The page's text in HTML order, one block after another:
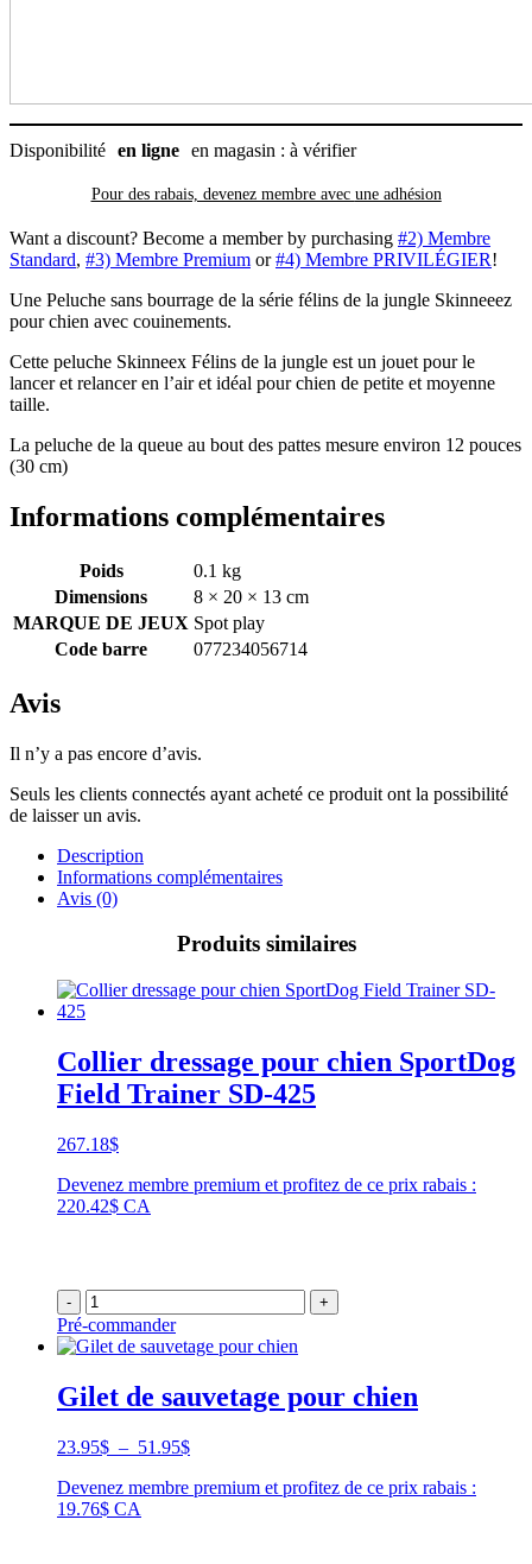
Disponibilité en ligne en magasin : à vérifier
Pour des rabais, devenez membre avec une adhésion
Want a discount? Become a member by purchasing #2) Membre
Standard, #3) Membre Premium or#4) Membre PRIVILÉGIER!
Une Peluche sans bourrage de la série félins de la jungle Skinneeez
pour chien avec couinements.
Cette peluche Skinneex Félins de la jungle est un jouet pour le
lancer et relancer en l’air et idéal pour chien de petite et moyenne
taille.
La peluche de la queue au bout des pattes mesure environ 12 pouces
(30 cm)
Informations complémentaires
Poids
0.1 kg
Dimensions
8 × 20 × 13 cm
MARQUE DE JEUX Spot play
Code barre
077234056714
Avis
Il n’y a pas encore d’avis.
Seuls les clients connectés ayant acheté ce produit ont la possibilité
de laisser un avis.
Description
Informations complémentaires
Avis (0)
Produits similaires
Collier dressage pour chien SportDog
Field Trainer SD-425
267.18$
Devenez membre premium et profitez de ce prix rabais :
220.42$ CA
- +
Pré-commander
Gilet de sauvetage pour chien
23.95$ – 51.95$Plage
prix :
Devenez membre premium et profitez de ce prix rabais :
19.76$ CA